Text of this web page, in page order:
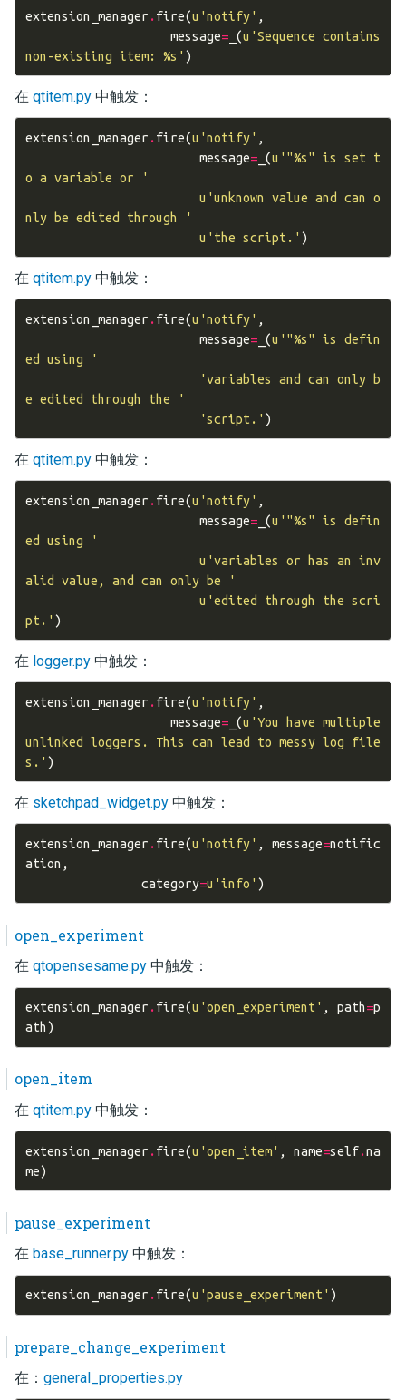
extension_manager .fire(u 'notify' ,
message=_ (u 'Sequence contains
non-existing item: %s ' )
在 qtitem.py 中触发：
extension_manager .fire(u 'notify' ,
message=_ (u '"%s" is set t
o a variable or '
u 'unknown value and can o
nly be edited through '
u 'the script.' )
在 qtitem.py 中触发：
extension_manager .fire(u 'notify' ,
message=_ (u '"%s" is defin
ed using '
'variables and can only b
e edited through the '
'script.' )
在 qtitem.py 中触发：
extension_manager .fire(u 'notify' ,
message=_ (u '"%s" is defin
ed using '
u 'variables or has an inv
alid value, and can only be '
u 'edited through the scri
pt.' )
在 logger.py 中触发：
extension_manager .fire(u 'notify' ,
message=_ (u 'You have multiple
unlinked loggers. This can lead to messy log file
s.' )
在 sketchpad_widget.py 中触发：
extension_manager .fire(u 'notify' , message=notific
ation ,
category=u 'info' )
open_experiment
在 qtopensesame.py 中触发：
extension_manager .fire(u 'open_experiment' , path=p
ath)
open_item
在 qtitem.py 中触发：
extension_manager .fire(u 'open_item' , name=self.na
me)
pause_experiment
在 base_runner.py 中触发：
extension_manager .fire(u 'pause_experiment' )
prepare_change_experiment
在： general_properties.py